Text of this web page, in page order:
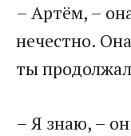
– Артём, –
нечестно.
ты
– Я знаю, –